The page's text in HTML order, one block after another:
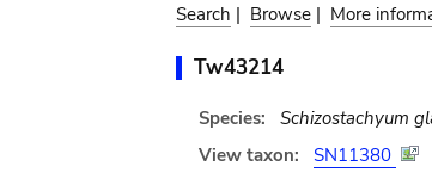
Search | Browse | More
Tw43214
Species: Schizostachyum
View taxon:
SN11380